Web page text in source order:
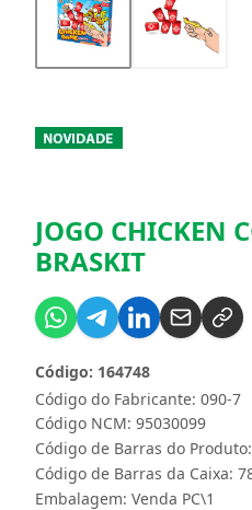
JOGO CHICKEN
BRASKIT
Código do Fabricante: 090-7
Código: 164748
Código NCM: 95030099
Código de Barras do
Código de Barras da Caixa:
Embalagem: Venda PC\1